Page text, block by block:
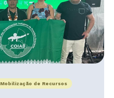
Mobilização de Recursos